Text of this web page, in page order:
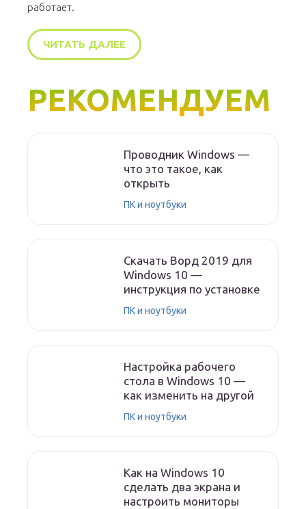
работает.
ЧИТАТЬ ДАЛЕЕ
РЕКОМЕНДУЕМ
Проводник Windows —
что это такое, как
открыть
ПК и ноутбуки
Скачать Ворд 2019 для
Windows 10 —
инструкция по установке
ПК и ноутбуки
Настройка рабочего
стола в Windows 10 —
как изменить на другой
ПК и ноутбуки
Как на Windows 10
сделать два экрана и
настроить мониторы